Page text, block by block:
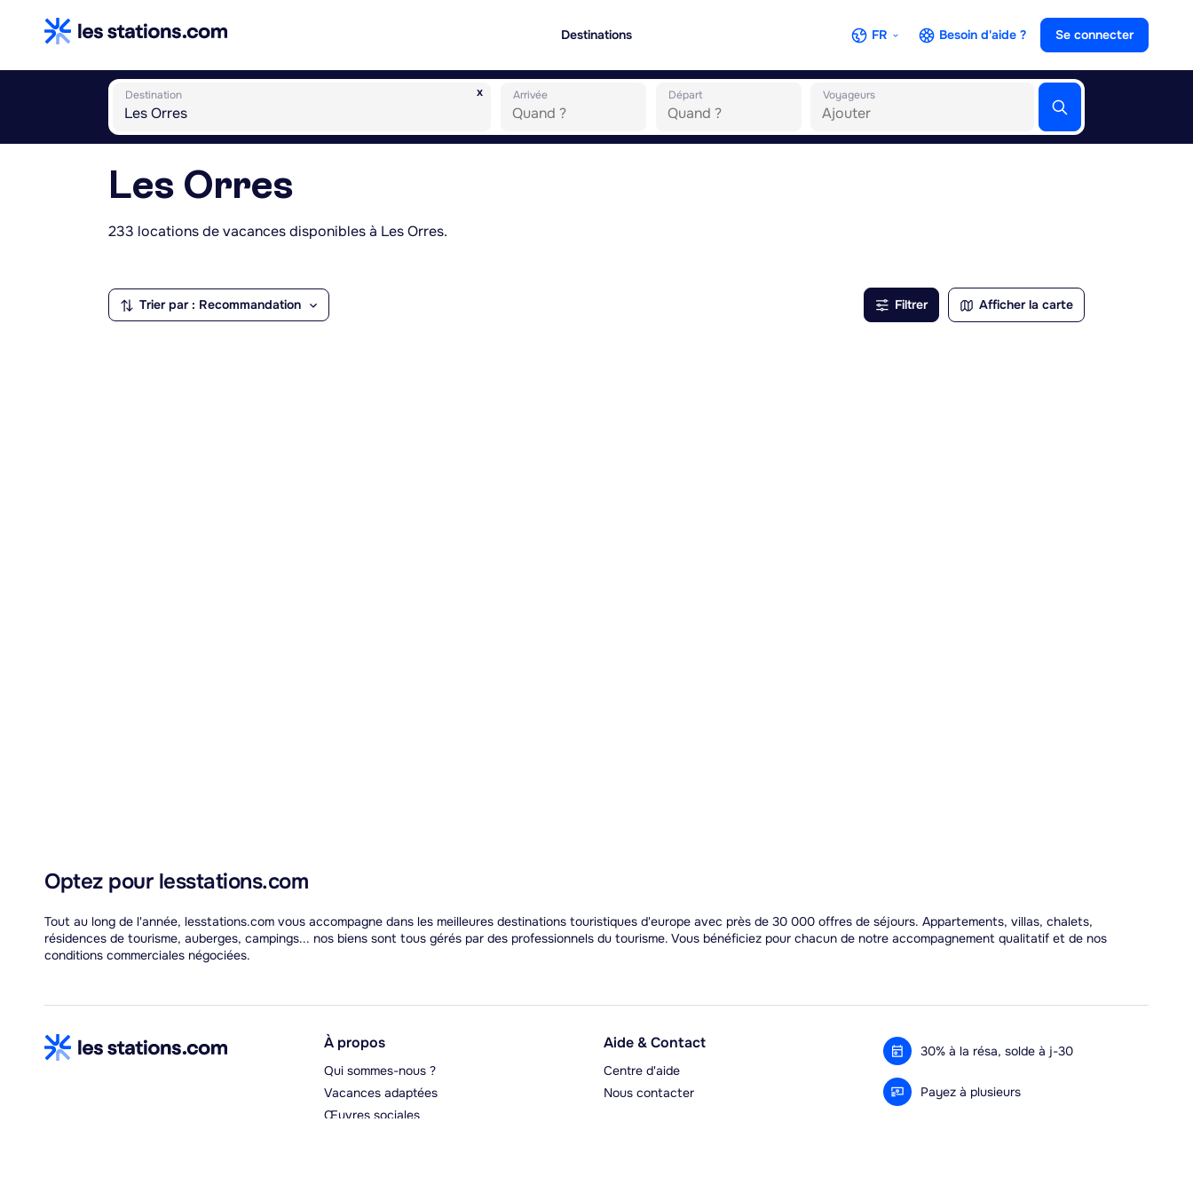
Destinations FR Besoin d'aide ? Se connecter
x
Destination Arrivée Départ Voyageurs
Les Orres
233 locations de vacances disponibles à Les Orres.
Trier par : Recommandation Filtrer Afficher la carte
Optez pour lesstations.com
Tout au long de l'année, lesstations.com vous accompagne dans les meilleures destinations touristiques d'europe avec près de 30 000 offres de séjours. Appartements, villas, chalets,
résidences de tourisme, auberges, campings... nos biens sont tous gérés par des professionnels du tourisme. Vous bénéficiez pour chacun de notre accompagnement qualitatif et de nos
conditions commerciales négociées.
À propos
Qui sommes-nous ?
Vacances adaptées
Œuvres sociales
Aide & Contact
Centre d'aide
Nous contacter
30% à la résa, solde à j-30
Payez à plusieurs